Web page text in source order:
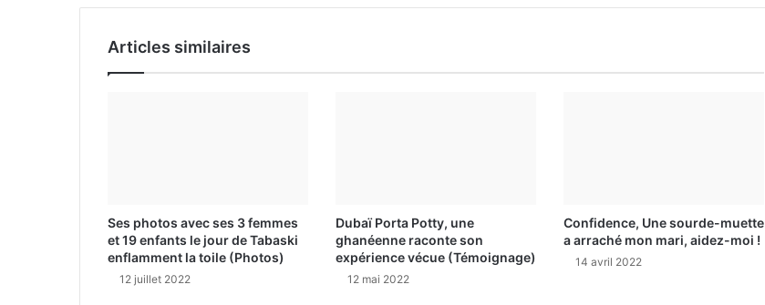
Articles similaires
Ses photos avec ses 3 femmes
et 19 enfants le jour de Tabaski
enflamment la toile (Photos)
12 juillet 2022
Dubaï Porta Potty, une
ghanéenne raconte son
expérience vécue (Témoignage)
12 mai 2022
Confidence, Une sourde-muette
a arraché mon mari, aidez-moi !
14 avril 2022